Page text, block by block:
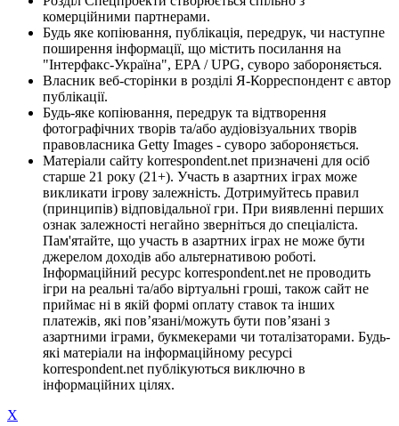
комерційними партнерами.
Будь яке копіювання, публікація, передрук, чи наступне
поширення інформації, що містить посилання на
"Інтерфакс-Україна", EPA / UPG, суворо забороняється.
Власник веб-сторінки в розділі Я-Корреспондент є автор
публікації.
Будь-яке копіювання, передрук та відтворення
фотографічних творів та/або аудіовізуальних творів
правовласника Getty Images - суворо забороняється.
Матеріали сайту korrespondent.net призначені для осіб
старше 21 року (21+). Участь в азартних іграх може
викликати ігрову залежність. Дотримуйтесь правил
(принципів) відповідальної гри. При виявленні перших
ознак залежності негайно зверніться до спеціаліста.
Пам'ятайте, що участь в азартних іграх не може бути
джерелом доходів або альтернативою роботі.
Інформаційний ресурс korrespondent.net не проводить
ігри на реальні та/або віртуальні гроші, також сайт не
приймає ні в якій формі оплату ставок та інших
платежів, які пов’язані/можуть бути пов’язані з
азартними іграми, букмекерами чи тоталізаторами. Будь-
які матеріали на інформаційному ресурсі
korrespondent.net публікуються виключно в
інформаційних цілях.
X